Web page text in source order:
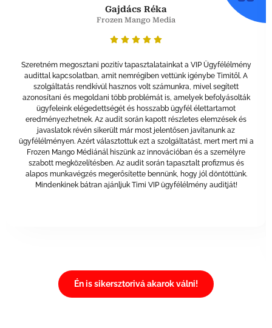
Gajdács Réka
Frozen Mango Media
Szeretném megosztani pozitív tapasztalatainkat a VIP Ügyfélélmény
audittal kapcsolatban, amit nemrégiben vettünk igénybe Timitől. A
szolgáltatás rendkívül hasznos volt számunkra, mivel segített
azonosítani és megoldani több problémát is, amelyek befolyásolták
ügyfeleink elégedettségét és hosszabb ügyfél élettartamot
eredményezhetnek. Az audit során kapott részletes elemzések és
javaslatok révén sikerült már most jelentősen javítanunk az
ügyfélélményen. Azért választottuk ezt a szolgáltatást, mert mert mi a
Frozen Mango Médiánál hiszünk az innovációban és a személyre
szabott megközelítésben. Az audit során tapasztalt profizmus és
alapos munkavégzés megerősítette bennünk, hogy jól döntöttünk.
Mindenkinek bátran ajánljuk Timi VIP ügyfélélmény auditját!
Én is sikersztorivá akarok válni!